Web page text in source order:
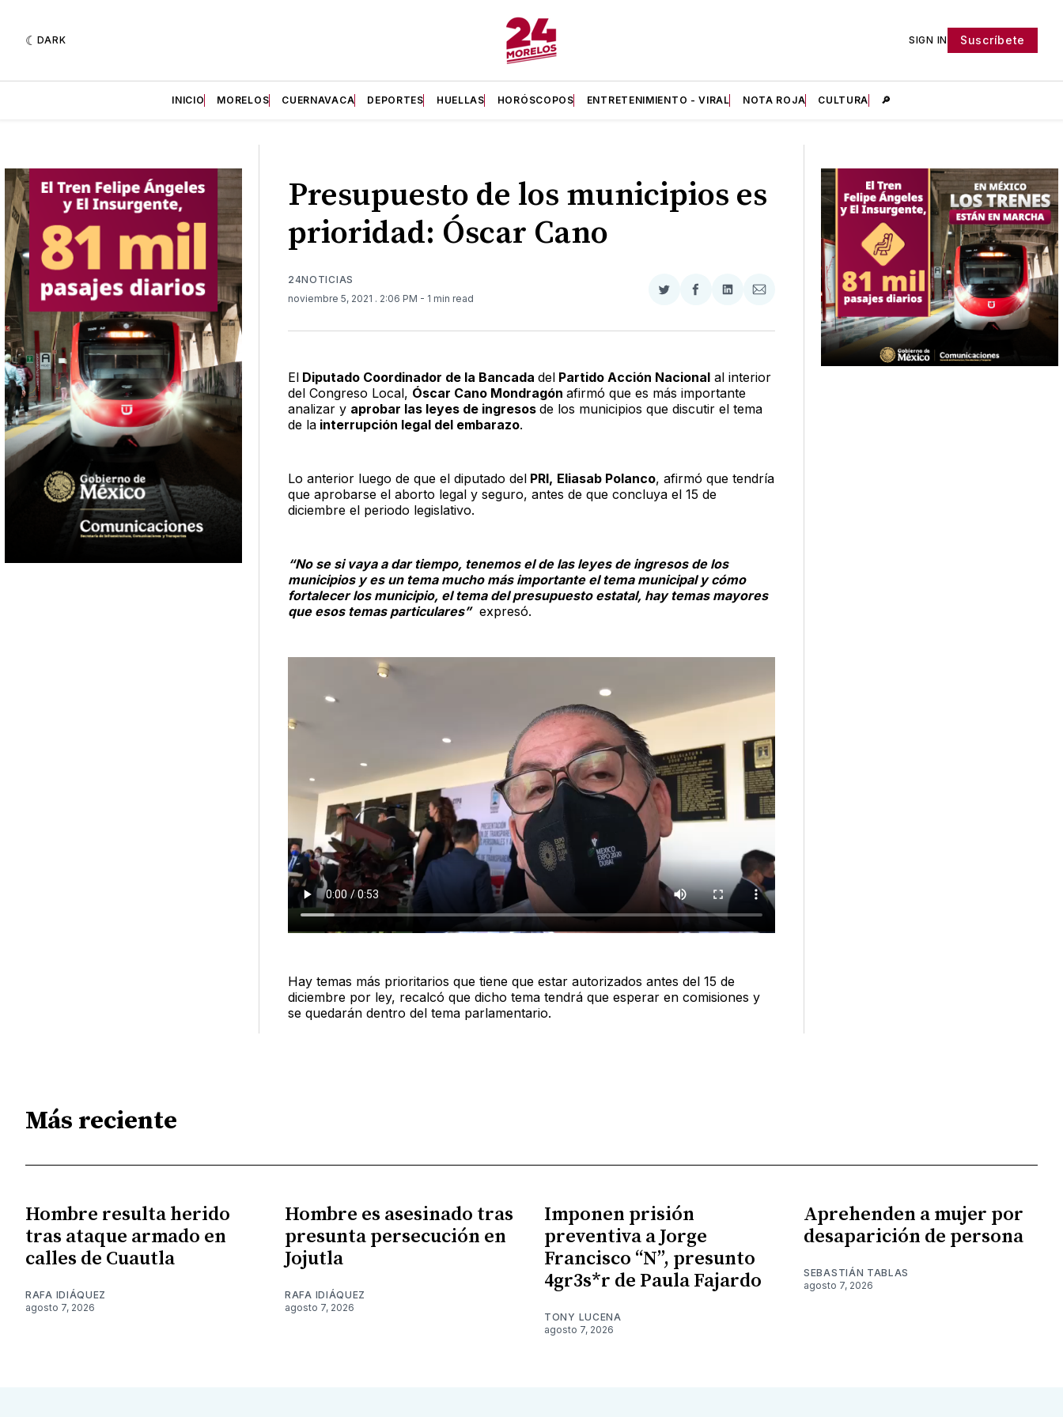
DARK SIGN IN Suscríbete
INICIO MORELOS CUERNAVACA DEPORTES HUELLAS HORÓSCOPOS ENTRETENIMIENTO - VIRAL NOTA ROJA CULTURA 🔎
Presupuesto de los municipios es
prioridad: Óscar Cano
24NOTICIAS
noviembre 5, 2021 . 2:06 PM - 1 min read
Compartir
Twitter
Compartir
Facebook
Compartir
LinkedIn
Compartir
Email
ElDiputado Coordinador de la Bancada delPartido Acción Nacionalal interior
del Congreso Local, Óscar Cano Mondragón afirmó que es más importante
analizar y aprobar las leyes de ingresos de los municipios que discutir el tema
de lainterrupción legal del embarazo.
Lo anterior luego de que el diputado delPRI, Eliasab Polanco, afirmó que tendría
que aprobarse el aborto legal y seguro, antes de que concluya el 15 de
diciembre el periodo legislativo.
“No se si vaya a dar tiempo, tenemos el de las leyes de ingresos de los
municipios y es un tema mucho más importante el tema municipal y cómo
fortalecer los municipio, el tema del presupuesto estatal, hay temas mayores
que esos temas particulares”expresó.
Hay temas más prioritarios que tiene que estar autorizados antes del 15 de
diciembre por ley, recalcó que dicho tema tendrá que esperar en comisiones y
se quedarán dentro del tema parlamentario.
Más reciente
Hombre resulta herido
tras ataque armado en
calles de Cuautla
RAFA IDIÁQUEZ
agosto 7, 2026
Hombre es asesinado tras
presunta persecución en
Jojutla
RAFA IDIÁQUEZ
agosto 7, 2026
Imponen prisión
preventiva a Jorge
Francisco “N”, presunto
4gr3s*r de Paula Fajardo
TONY LUCENA
agosto 7, 2026
Aprehenden a mujer por
desaparición de persona
SEBASTIÁN TABLAS
agosto 7, 2026